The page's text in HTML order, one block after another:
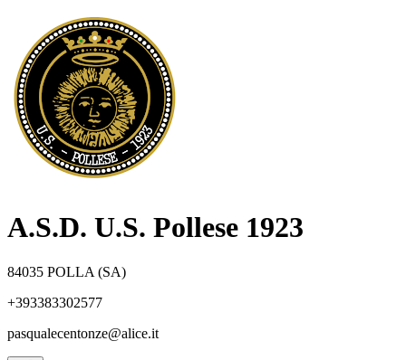
A.S.D. U.S. Pollese 1923
84035 POLLA (SA)
+393383302577
pasqualecentonze@alice.it